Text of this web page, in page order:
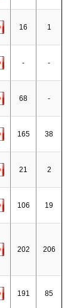
16 1
- -
68 -
165 38
21 2
106 19
202 206
191 85